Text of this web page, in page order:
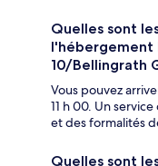
Quelles sont
l'hébergement
10/Bellingrath
Vous pouvez
11 h 00. Un
et des formalités
Quelles sont